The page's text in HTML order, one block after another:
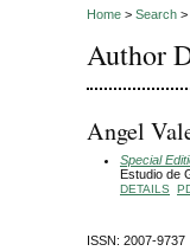
Home > Search >
Author
Angel
Special
Estudio de
DETAILS
ISSN: 2007-9737